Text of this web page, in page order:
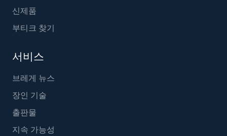
신제품
부티크 찾기
서비스
브레게 뉴스
장인 기술
출판물
지속 가능성